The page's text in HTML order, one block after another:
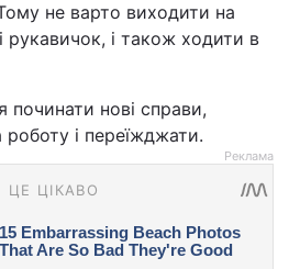
не варто виходити на
рукавичок, і також ходити в
починати нові справи,
і переїжджати.
Реклама